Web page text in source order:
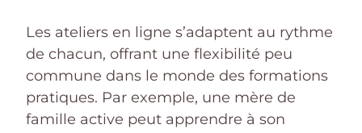
Les ateliers en ligne s’adaptent au rythme
de chacun, offrant une flexibilité peu
commune dans le monde des formations
pratiques. Par exemple, une mère de
famille active peut apprendre à son